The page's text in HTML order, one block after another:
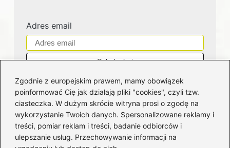
Zgodnie z europejskim prawem, mamy obowiązek
poinformować Cię jak działają pliki "cookies", czyli tzw.
ciasteczka. W dużym skrócie witryna prosi o zgodę na
wykorzystanie Twoich danych. Spersonalizowane reklamy i
treści, pomiar reklam i treści, badanie odbiorców i
ulepszanie usług. Przechowywanie informacji na
Adres email
Kategorie